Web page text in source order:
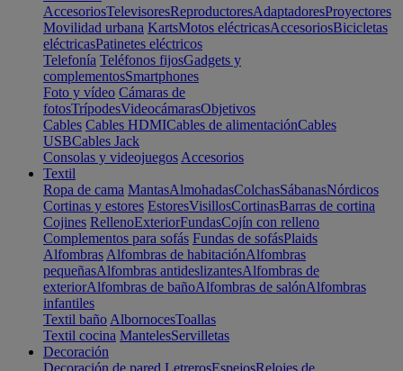
AccesoriosTelevisoresReproductoresAdaptadoresProyectores
Movilidad urbana KartsMotos eléctricasAccesoriosBicicletas
eléctricasPatinetes eléctricos
Telefonía Teléfonos fijosGadgets y
complementosSmartphones
Foto y vídeo Cámaras de
fotosTrípodesVideocámarasObjetivos
Cables Cables HDMICables de alimentaciónCables
USBCables Jack
Consolas y videojuegos Accesorios
Textil
Ropa de cama MantasAlmohadasColchasSábanasNórdicos
Cortinas y estores EstoresVisillosCortinasBarras de cortina
Cojines RellenoExteriorFundasCojín con relleno
Complementos para sofás Fundas de sofásPlaids
Alfombras Alfombras de habitaciónAlfombras
pequeñasAlfombras antideslizantesAlfombras de
exteriorAlfombras de bañoAlfombras de salónAlfombras
infantiles
Textil baño AlbornocesToallas
Textil cocina MantelesServilletas
Decoración
Decoración de pared LetrerosEspejosRelojes de